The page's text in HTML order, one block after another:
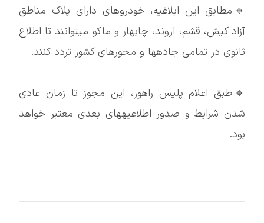
🔹مطابق این ابلاغیه، خودروهای دارای پلاک مناطق
آزاد کیش، قشم، اروند، چابهار و ماکو میتوانند تا اطلاع
ثانوی در تمامی جادهها و محورهای کشور تردد کنند.
🔹طبق اعلام پلیس راهور، این مجوز تا زمان عادی
شدن شرایط و صدور اطلاعیههای بعدی معتبر خواهد
بود.